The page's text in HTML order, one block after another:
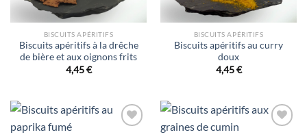
BISCUITS APÉRITIFS
Biscuits apéritifs à la drêche
de bière et aux oignons frits
4,45€
BISCUITS APÉRITIFS
Biscuits apéritifs au curry
doux
4,45€